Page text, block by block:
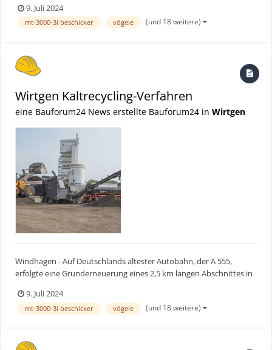
18 Monate geschätzt. Statt der konventionellen Bauweise
entschied sich das bauausführende Unternehmen für das Kal...
9. Juli 2024
mt-3000-3i beschicker vögele (und 18 weitere)
Wirtgen Kaltrecycling-Verfahren
eine Bauforum24 News erstellte Bauforum24 in Wirtgen
Windhagen - Auf Deutschlands ältester Autobahn, der A 555,
erfolgte eine Grunderneuerung eines 2,5 km langen Abschnittes in
18 Monate geschätzt. Statt der konventionellen Bauweise
entschied sich das bauausführende Unternehmen für das Kal...
9. Juli 2024
mt-3000-3i beschicker vögele (und 18 weitere)